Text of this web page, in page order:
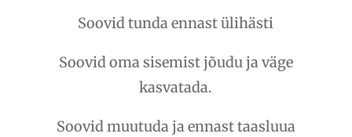
Soovid tunda ennast ülihästi
Soovid oma sisemist jõudu ja väge
kasvatada.
Soovid muutuda ja ennast taasluua